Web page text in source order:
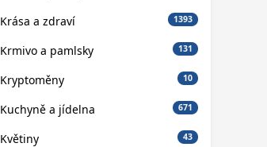
Krása a zdraví 1393
Krmivo a pamlsky 131
Kryptoměny 10
Kuchyně a jídelna 671
Květiny 43